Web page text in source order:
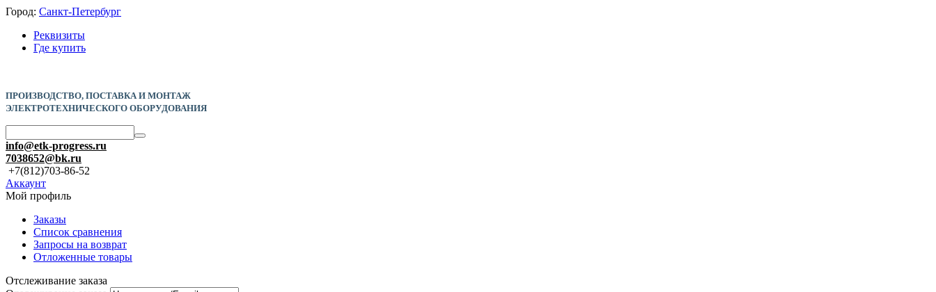
Город: Санкт-Петербург
Реквизиты
Где купить
ПРОИЗВОДСТВО, ПОСТАВКА И МОНТАЖ
ЭЛЕКТРОТЕХНИЧЕСКОГО ОБОРУДОВАНИЯ
info@etk-progress.ru
7038652@bk.ru
+7(812)703-86-52
Аккаунт
Мой профиль
Заказы
Список сравнения
Запросы на возврат
Отложенные товары
Отслеживание заказа